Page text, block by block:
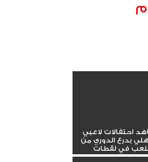
احتفالات لاعبي
بدرع الدوري من
في لقطات